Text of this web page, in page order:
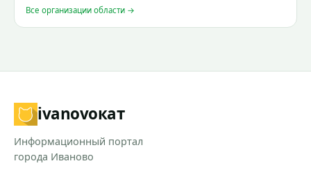
Все организации области →
ivanovoкат
Информационный портал
города Иваново